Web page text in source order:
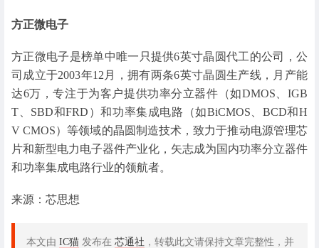
方正微电子
方正微电子是榜单中唯一只提供6英寸晶圆代工的公司，公
司成立于2003年12月，拥有两条6英寸晶圆生产线，月产能
达6万，专注于为客户提供功率分立器件（如DMOS、IGB
T、SBD和FRD）和功率集成电路（如BiCMOS、BCD和H
V CMOS）等领域的晶圆制造技术，致力于推动电源管理芯
片和新型电力电子器件产业化，矢志成为国内功率分立器件
和功率集成电路行业的领航者。
来源：芯思想
本文由 IC猫 发布在 芯通社 ，转载此文请保持文章完整性，并